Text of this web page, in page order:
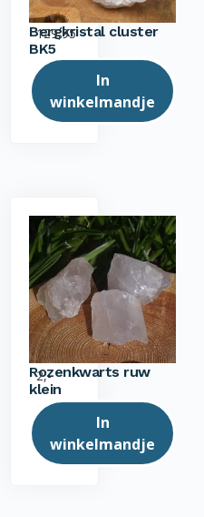
Bergkristal cluster
BK5
129,95
In
winkelmandje
Rozenkwarts ruw
klein
2,-
In
winkelmandje